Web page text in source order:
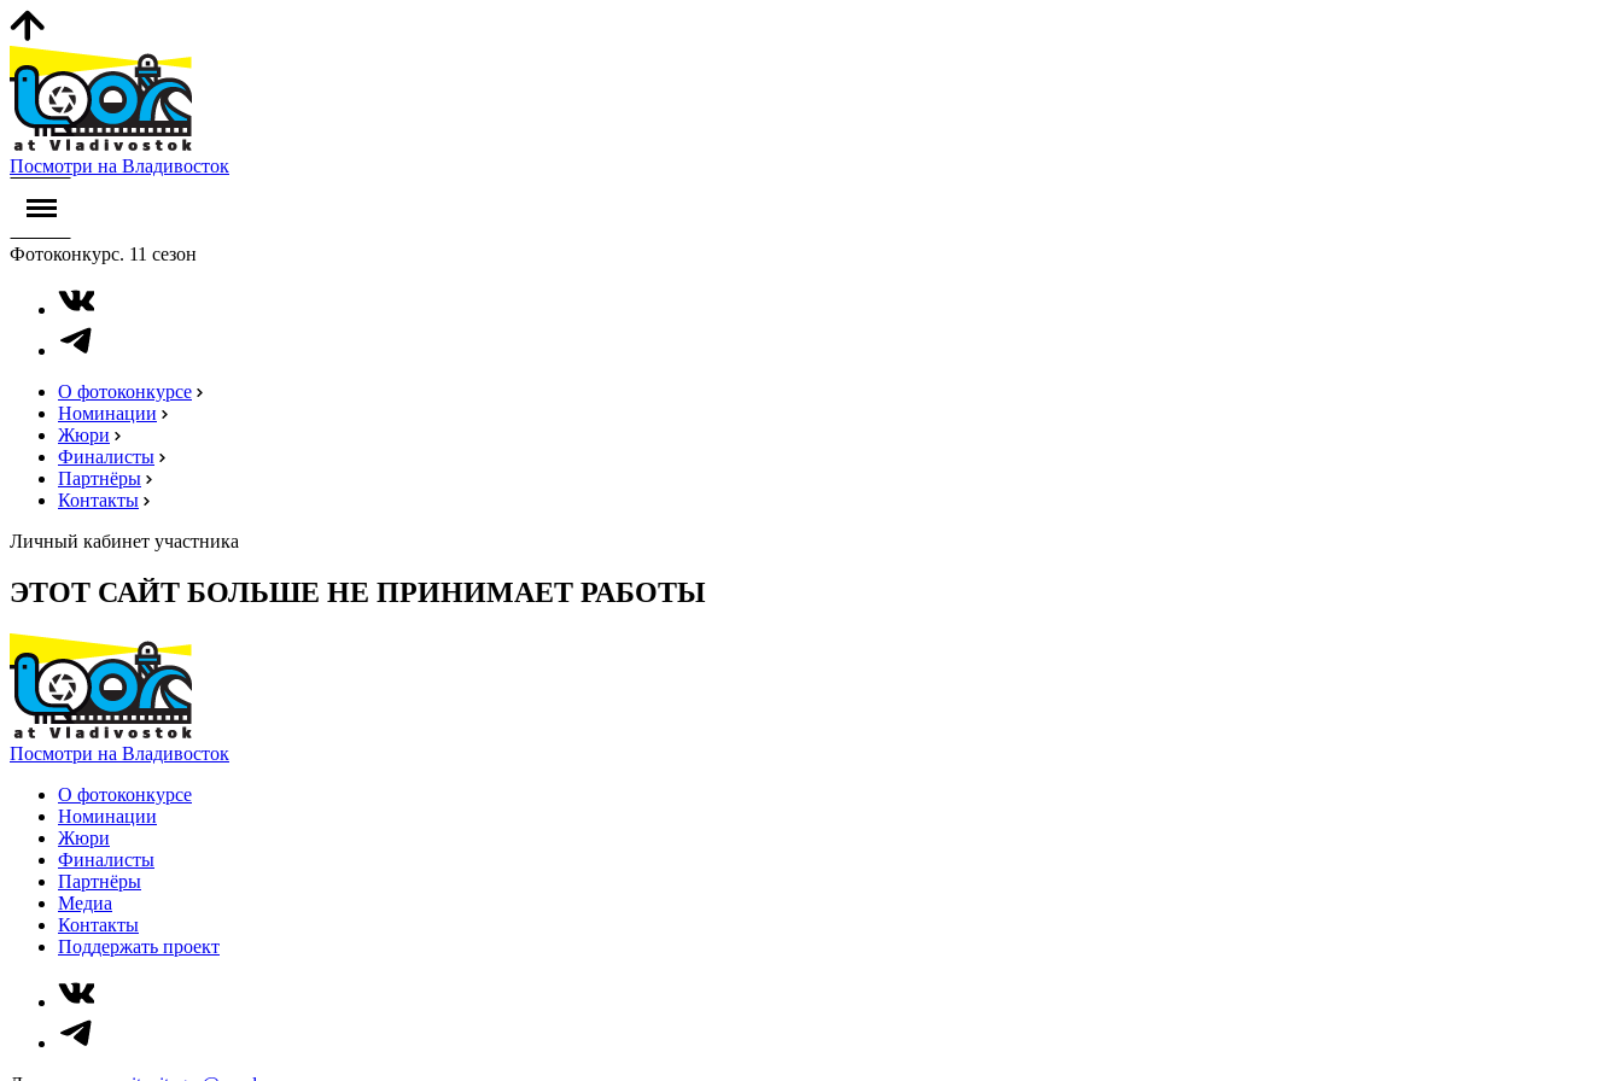
Посмотри на Владивосток
Фотоконкурс. 11 сезон
О фотоконкурсе
Номинации
Жюри
Финалисты
Партнёры
Контакты
Личный кабинет участника
ЭТОТ САЙТ БОЛЬШЕ НЕ ПРИНИМАЕТ РАБОТЫ
Посмотри на Владивосток
О фотоконкурсе
Номинации
Жюри
Финалисты
Партнёры
Медиа
Контакты
Поддержать проект